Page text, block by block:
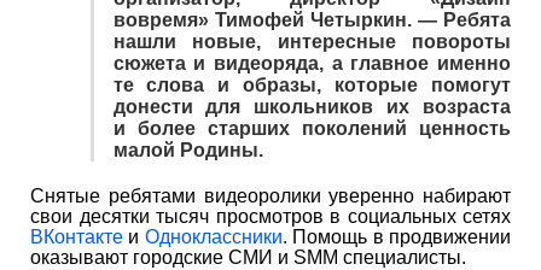
вовремя» Тимофей Четыркин. — Ребята
нашли новые, интересные повороты
сюжета и видеоряда, а главное именно
те слова и образы, которые помогут
донести для школьников их возраста
и более старших поколений ценность
малой Родины.
Снятые ребятами видеоролики уверенно набирают
свои десятки тысяч просмотров в социальных сетях
ВКонтакте и Одноклассники. Помощь в продвижении
оказывают городские СМИ и SMM специалисты.